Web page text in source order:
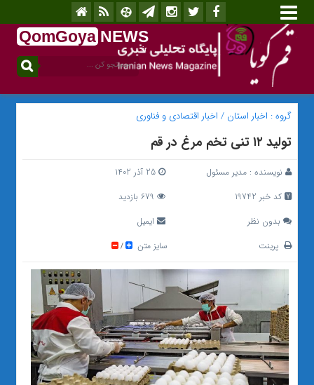
QomGoya NEWS
.ir
گروه : اخبار استان / اخبار اقتصادی و فناوری
تولید ۱۲ تنی تخم مرغ در قم
نویسنده : مدیر مسئول
25 آذر 1402
کد خبر 19742
بدون نظر
ایمیل
پرینت
سایز متن /